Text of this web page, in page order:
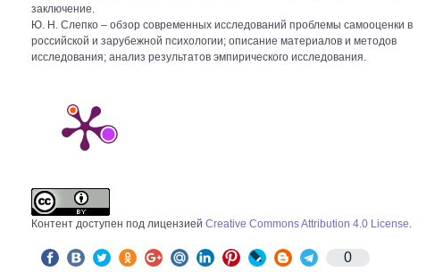
заключение.
Ю. Н. Слепко – обзор современных исследований проблемы самооценки в
российской и зарубежной психологии; описание материалов и методов
исследования; анализ результатов эмпирического исследования.
Контент доступен под лицензией Creative Commons Attribution 4.0 License.
0